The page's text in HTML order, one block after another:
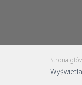
Strona